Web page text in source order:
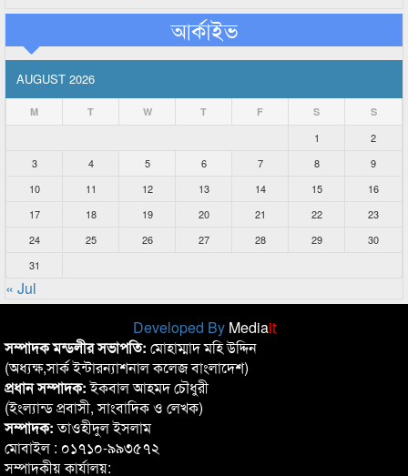
আর্কাইভ
AUGUST 2026
M T W T F S S
1
2
3
4 5 6 7 8
9
10
11 12 13 14 15
16
17
18 19 20 21 22
23
24
25 26 27 28 29
30
31
« Jul
Developed By Mediait
সম্পাদক মন্ডলীর সভাপতি: মোহাম্মাদ মহি উদ্দিন
(অধ্যক্ষ,সার্ক ইন্টারন্যাশনাল কলেজ বাংলাদেশ)
প্রধান সম্পাদক:ইকবাল আহমদ চৌধুরী
(ইংল্যান্ড প্রবাসী, সাংবাদিক ও লেখক)
সম্পাদক:তাওহীদুল ইসলাম
মোবাইল : ০১৭১০-৯৯৩৫৭২
সম্পাদকীয় কার্যালয়: